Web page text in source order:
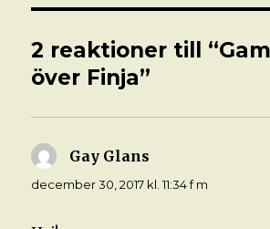
2 reaktioner till
över Finja”
Gay Glans
december 30, 2017 kl. 11:34 f m